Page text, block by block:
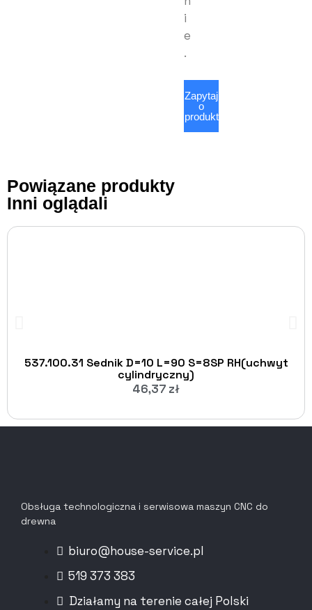
i
e
.
Zapytaj
o
produkt
Powiązane produkty
Inni oglądali
537.100.31 Sednik D=10 L=90 S=8SP RH(uchwyt
cylindryczny)
46,37 zł
Obsługa technologiczna i serwisowa maszyn CNC do
drewna
biuro@house-service.pl
519 373 383
Działamy na terenie całej Polski